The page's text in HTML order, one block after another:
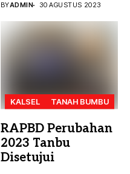
BYADMIN 30 AGUSTUS 2023
KALSEL TANAH BUMBU
RAPBD Perubahan
2023 Tanbu
Disetujui